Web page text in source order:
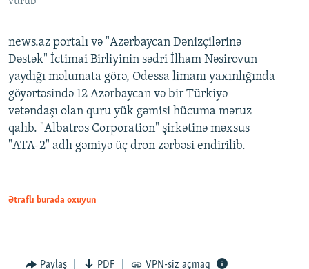
news.az portalı və "Azərbaycan Dənizçilərinə
Dəstək" İctimai Birliyinin sədri İlham Nəsirovun
yaydığı məlumata görə, Odessa limanı yaxınlığında
göyərtəsində 12 Azərbaycan və bir Türkiyə
vətəndaşı olan quru yük gəmisi hücuma məruz
qalıb. "Albatros Corporation" şirkətinə məxsus
"ATA-2" adlı gəmiyə üç dron zərbəsi endirilib.
Ətraflı burada oxuyun
Paylaş PDF VPN-siz açmaq